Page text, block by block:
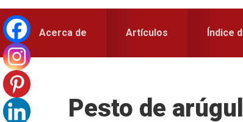
Acerca de Artículos Índice
Pesto de